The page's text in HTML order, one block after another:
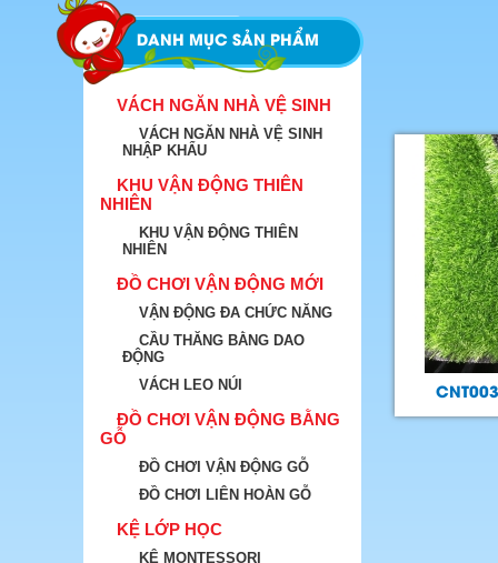
DANH MỤC SẢN PHẨM
VÁCH NGĂN NHÀ VỆ SINH
VÁCH NGĂN NHÀ VỆ SINH
NHẬP KHẨU
KHU VẬN ĐỘNG THIÊN
NHIÊN
KHU VẬN ĐỘNG THIÊN
NHIÊN
ĐỒ CHƠI VẬN ĐỘNG MỚI
VẬN ĐỘNG ĐA CHỨC NĂNG
CẦU THĂNG BẰNG DAO
ĐỘNG
VÁCH LEO NÚI
ĐỒ CHƠI VẬN ĐỘNG BẰNG
GỖ
ĐỒ CHƠI VẬN ĐỘNG GỖ
ĐỒ CHƠI LIÊN HOÀN GỖ
KỆ LỚP HỌC
KỆ MONTESSORI